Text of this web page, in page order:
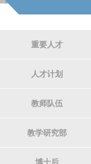
重要人才
人才计划
教师队伍
教学研究部
博士后